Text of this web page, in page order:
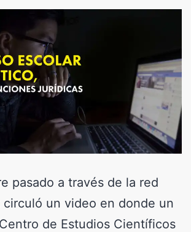
pasado a través de la red
circuló un video en donde un
de Estudios Científicos